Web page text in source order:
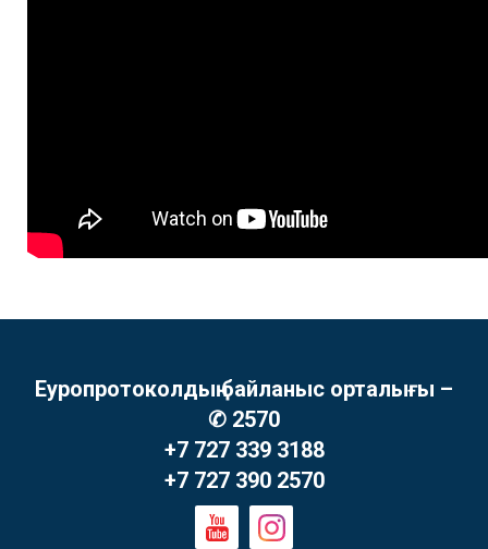
Еуропротоколдың байланыс орталығы –
✆ 2570
+7 727 339 3188
+7 727 390 2570